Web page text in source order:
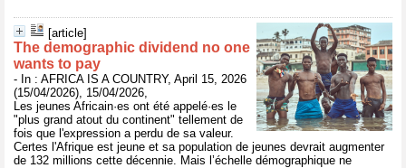
[article]
The demographic dividend no one
wants to pay
- In : AFRICA IS A COUNTRY, April 15, 2026
(15/04/2026), 15/04/2026,
Les jeunes Africain·es ont été appelé·es le
"plus grand atout du continent" tellement de
fois que l'expression a perdu de sa valeur.
Certes l'Afrique est jeune et sa population de jeunes devrait augmenter
de 132 millions cette décennie. Mais l’échelle démographique ne